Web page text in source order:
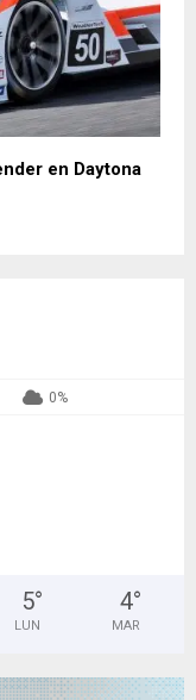
en Daytona
0%
5°
LUN
4°
MAR